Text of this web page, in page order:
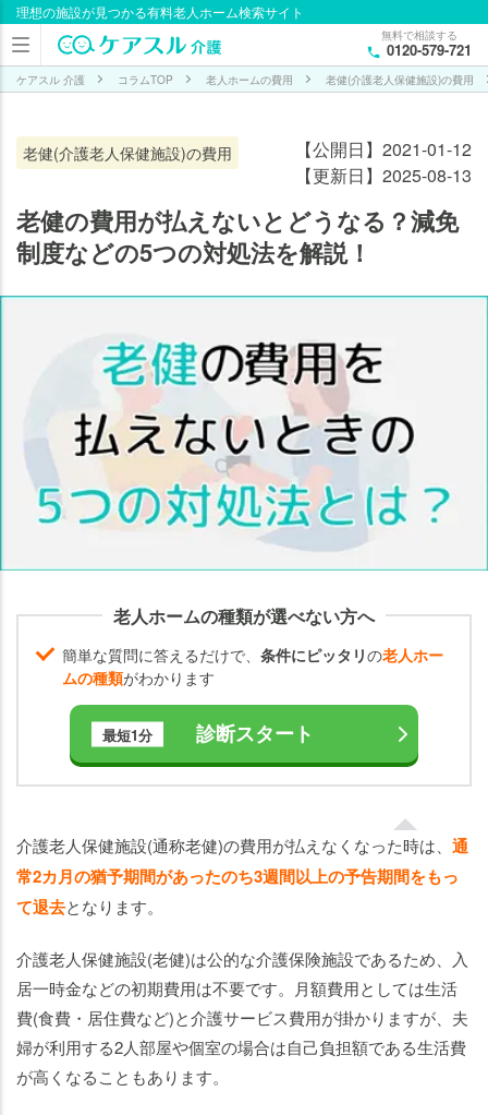
理想の施設が見つかる有料老人ホーム検索サイト
無料で相談する
0120-579-721
ケアスル 介護 コラムTOP 老人ホームの費用 老健(介護老人保健施設)の費用
老健(介護老人保健施設)の費用
【公開日】2021-01-12
【更新日】2025-08-13
老健の費用が払えないとどうなる？減免
制度などの5つの対処法を解説！
老人ホームの種類が選べない方へ
簡単な質問に答えるだけで、 条件にピッタリの老人ホー
ムの種類がわかります
最短1分 診断スタート
介護老人保健施設(通称老健)の費用が払えなくなった時は、 通
常2カ月の猶予期間があったのち3週間以上の予告期間をもっ
て退去となります。
介護老人保健施設(老健)は公的な介護保険施設であるため、入
居一時金などの初期費用は不要です。月額費用としては生活
費(食費・居住費など)と介護サービス費用が掛かりますが、夫
婦が利用する2人部屋や個室の場合は自己負担額である生活費
が高くなることもあります。
目次
老健
の費
払え
なく
たら
どう
な
る？
費
払
え
く
っ
た
時
の
談
先
対
処
法
の費
用が
払え
なく
なっ
た時